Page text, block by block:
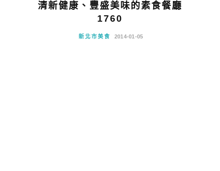
清新健康、豐盛美味的素食餐廳
1760
新北市美食 2014-01-05